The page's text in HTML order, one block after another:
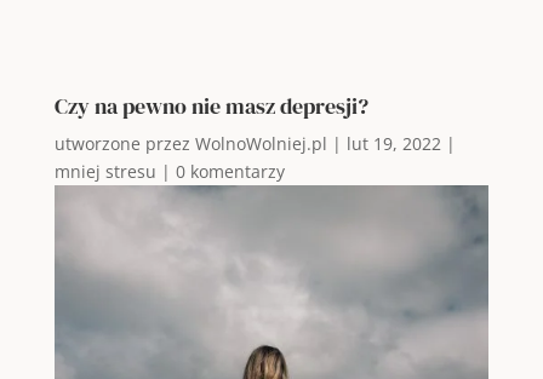
Czy na pewno nie masz depresji?
utworzone przez WolnoWolniej.pl | lut 19, 2022|
mniej stresu | 0 komentarzy